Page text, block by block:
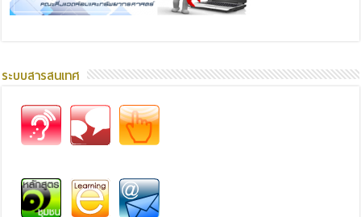
ระบบสารสนเทศ